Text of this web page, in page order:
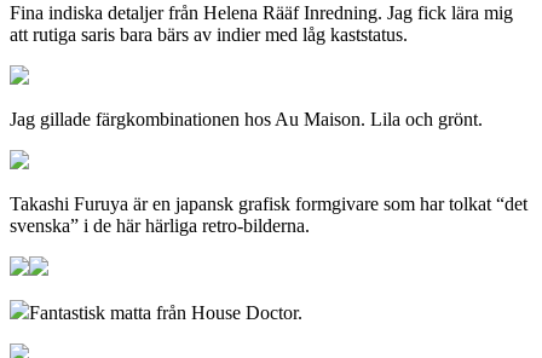
Fina indiska detaljer från Helena Rääf Inredning. Jag fick lära mig
att rutiga saris bara bärs av indier med låg kaststatus.
Jag gillade färgkombinationen hos Au Maison. Lila och grönt.
Takashi Furuya är en japansk grafisk formgivare som har tolkat “det
svenska” i de här härliga retro-bilderna.
Fantastisk matta från House Doctor.